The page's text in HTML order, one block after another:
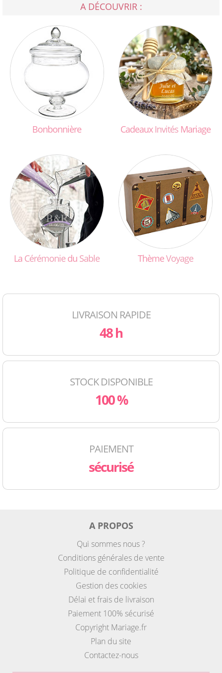
A DÉCOUVRIR :
Bonbonnière CadeauxInvitésMariage
La Cérémonie du Sable ThèmeVoyage
LIVRAISON RAPIDE
48 h
STOCK DISPONIBLE
100 %
PAIEMENT
sécurisé
A PROPOS
Qui sommes nous ?
Conditions générales de vente
Politique de confidentialité
Gestion des cookies
Délai et frais de livraison
Paiement 100% sécurisé
Copyright Mariage.fr
Plan du site
Contactez-nous